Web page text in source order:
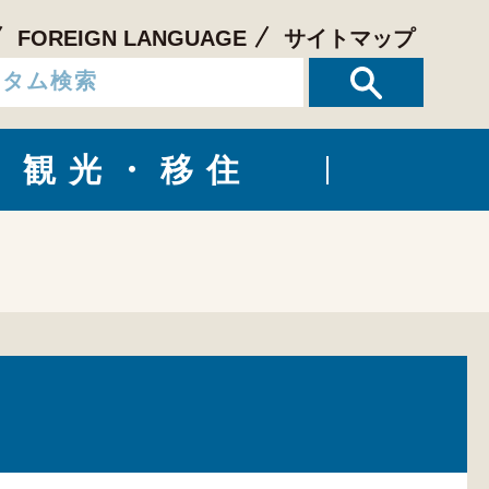
FOREIGN LANGUAGE サイトマップ
観光・移住